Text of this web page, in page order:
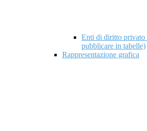
Enti di diritto privato
pubblicare in tabelle)
Rappresentazione grafica